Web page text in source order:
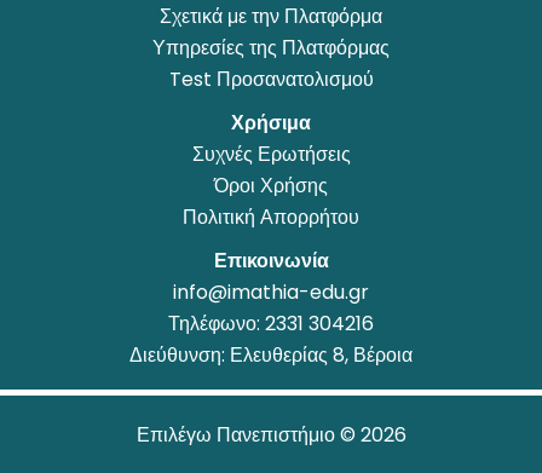
Σχετικά με την Πλατφόρμα
Υπηρεσίες της Πλατφόρμας
Test Προσανατολισμού
Χρήσιμα
Συχνές Ερωτήσεις
Όροι Χρήσης
Πολιτική Απορρήτου
Επικοινωνία
info@imathia-edu.gr
Τηλέφωνο: 2331 304216
Διεύθυνση: Ελευθερίας 8, Βέροια
Επιλέγω Πανεπιστήμιο © 2026